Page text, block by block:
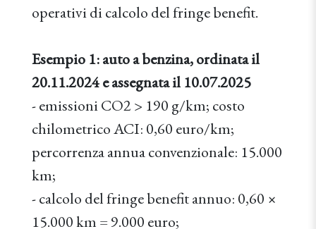
operativi di calcolo del fringe benefit.
Esempio 1: auto a benzina, ordinata il
20.11.2024 e assegnata il 10.07.2025
- emissioni CO2 > 190 g/km; costo
chilometrico ACI: 0,60 euro/km;
percorrenza annua convenzionale: 15.000
km;
- calcolo del fringe benefit annuo: 0,60 ×
15.000 km = 9.000 euro;